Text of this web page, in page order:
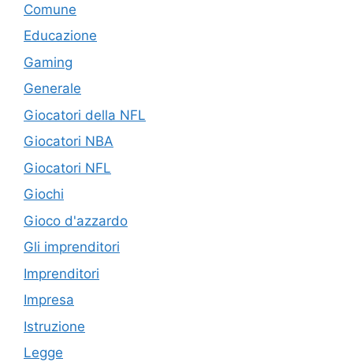
Comune
Educazione
Gaming
Generale
Giocatori della NFL
Giocatori NBA
Giocatori NFL
Giochi
Gioco d'azzardo
Gli imprenditori
Imprenditori
Impresa
Istruzione
Legge